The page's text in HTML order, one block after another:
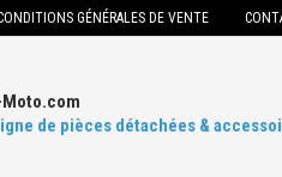
GÉNÉRALES DE VENTE
de pièces détachées &